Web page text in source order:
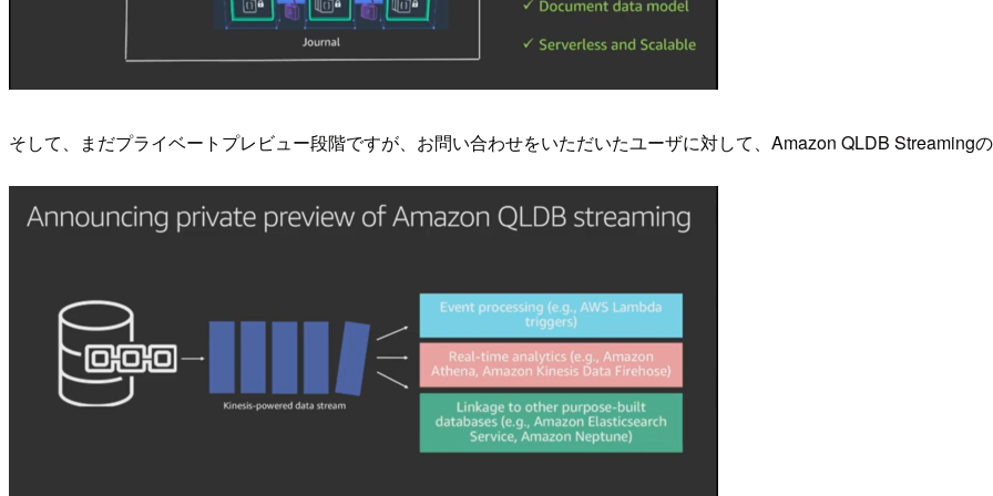
そして、まだプライベートプレビュー段階ですが、お問い合わせをいただいたユーザに対して、Amazon QLDB Streamingの